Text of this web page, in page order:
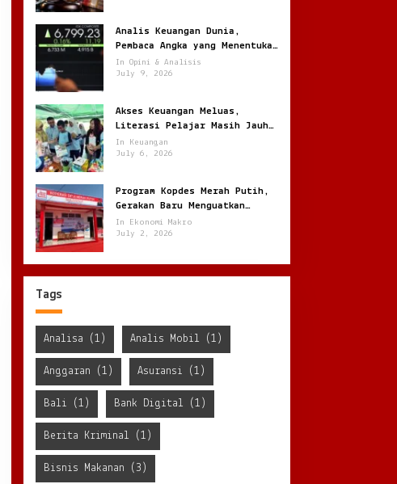
Analis Keuangan Dunia,
Pembaca Angka yang Menentukan
Arah Pasar Global
In Opini & Analisis
July 9, 2026
Akses Keuangan Meluas,
Literasi Pelajar Masih Jauh
Tertinggal
In Keuangan
July 6, 2026
Program Kopdes Merah Putih,
Gerakan Baru Menguatkan
Ekonomi Desa dari Akar Rumput
In Ekonomi Makro
July 2, 2026
Tags
Analisa (1) Analis Mobil (1)
Anggaran (1) Asuransi (1)
Bali (1) Bank Digital (1)
Berita Kriminal (1)
Bisnis Makanan (3)